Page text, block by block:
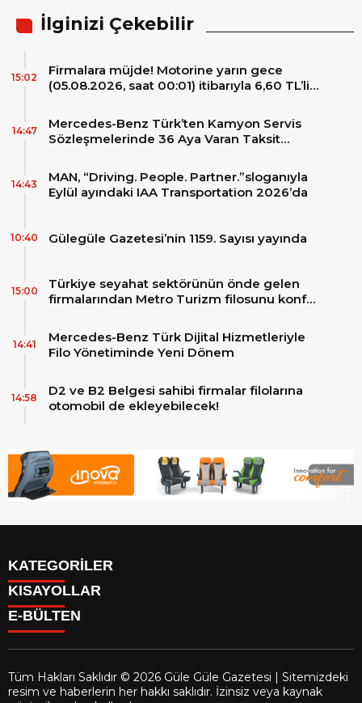
İlginizi Çekebilir
Firmalara müjde! Motorine yarın gece
(05.08.2026, saat 00:01) itibarıyla 6,60 TL’lik
15:02
Mercedes-Benz Türk’ten Kamyon Servis
Sözleşmelerinde 36 Aya Varan Taksit
14:47
MAN, “Driving. People. Partner.”sloganıyla
Eylül ayındaki IAA Transportation 2026’da
14:43
Gülegüle Gazetesi’nin 1159. Sayısı yayında
10:40
Türkiye seyahat sektörünün önde gelen
firmalarından Metro Turizm filosunu konfor
MAN Skyliner ile güçlendirdi!
15:00
Mercedes-Benz Türk Dijital Hizmetleriyle
Filo Yönetiminde Yeni Dönem
14:41
D2 ve B2 Belgesi sahibi firmalar filolarına
otomobil de ekleyebilecek!
14:58
KATEGORİLER
Reklam
Firma Rehberi
İletişim
Künye
Gizlilik Politikası
KISAYOLLAR
Facebook
Instagram
E-BÜLTEN
Tüm Hakları Saklıdır © 2026 Güle Güle Gazetesi | Sitemizdeki
resim ve haberlerin her hakkı saklıdır. İzinsiz veya kaynak